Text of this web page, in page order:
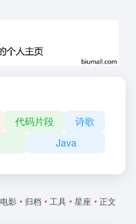
代码片段
诗歌
Java
电影 • 归档 • 工具 • 星座 • 正文